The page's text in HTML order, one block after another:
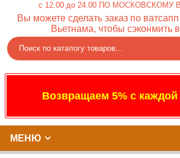
c 12.00 до 24.00 ПО МОСКОВСКОМУ
Вы можете сделать заказ по
Вьетнама, чтобы сэконмить
Возвращаем 5% с каждой
МЕНЮ